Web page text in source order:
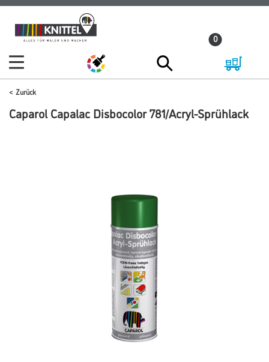
Zum
Inhalt
Zum
Navigationsmenü
0
Zurück
Caparol Capalac Disbocolor 781/Acryl-Sprühlack